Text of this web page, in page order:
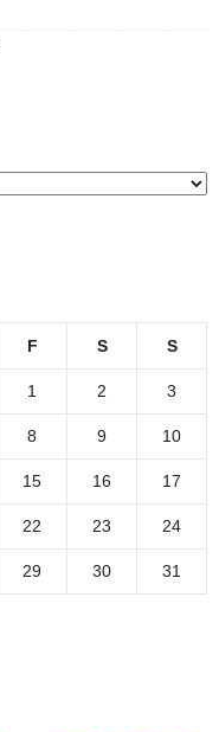
F S S
1 2 3
8 9 10
15 16 17
22 23 24
29 30
31